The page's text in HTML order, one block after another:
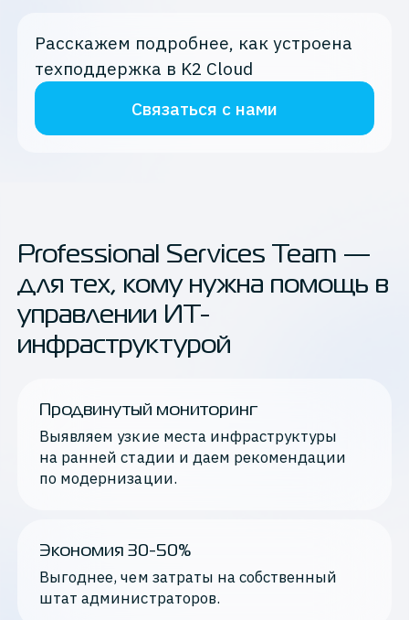
Расскажем подробнее, как устроена
техподдержка в K2 Cloud
Связаться с нами
Professional Services Team —
для тех, кому нужна помощь в
управлении ИТ-
инфраструктурой
Продвинутый мониторинг
Выявляем узкие места инфраструктуры
на ранней стадии и даем рекомендации
по модернизации.
Экономия 30-50%
Выгоднее, чем затраты на собственный
штат администраторов.